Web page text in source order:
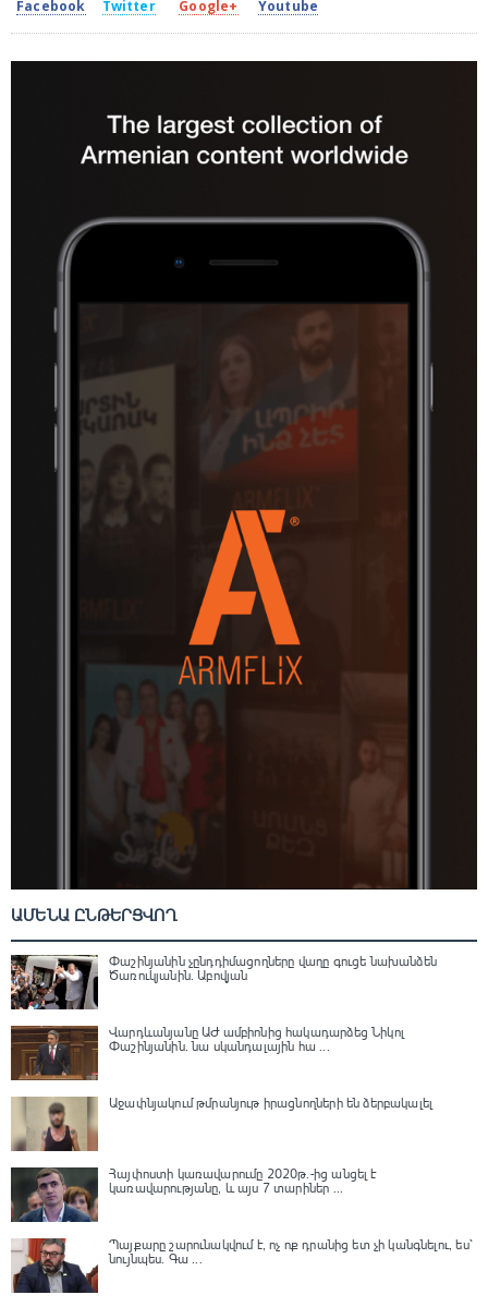
Facebook Twitter Google+ Youtube
ԱՄԵՆԱ ԸՆԹԵՐՑՎՈՂ
Փաշինյանին չընդդիմացողները վաղը գուցե նախանձեն
Ծառուկյանին. Աբովյան
Վարդևանյանը ԱԺ ամբիոնից հակադարձեց Նիկոլ
Փաշինյանին․ նա սկանդալային հա ...
Աջափնյակում թմրանյութ իրացնողների են ձերբակալել
Հայփոստի կառավարումը 2020թ.-ից անցել է
կառավարությանը, և այս 7 տարիներ ...
Պայքարը շարունակվում է, ոչ ոք դրանից ետ չի կանգնելու, ես՝
նույնպես․ Գա ...